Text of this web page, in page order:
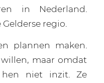
in Nederland.
regio.
plannen maken.
maar omdat
niet inzit. Ze